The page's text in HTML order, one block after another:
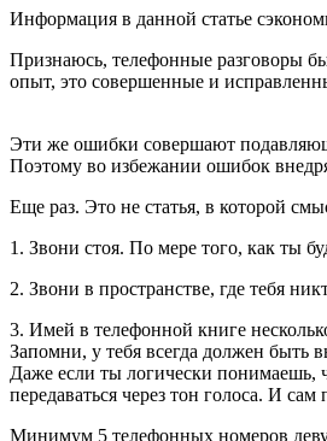
Информация в данной статье
Признаюсь, телефонные разговоры
опыт, это совершенные и
Эти же ошибки совершают
Поэтому во избежании ошибок
Еще раз. Это не статья, в которой
1. Звони стоя. По мере того, как ты
2. Звони в пространстве, где тебя
3. Имей в телефонной книге
Запомни, у тебя всегда должен
Даже если ты логически понимаешь,
передаваться через тон голоса. И
Минимум 5 телефонных номеров